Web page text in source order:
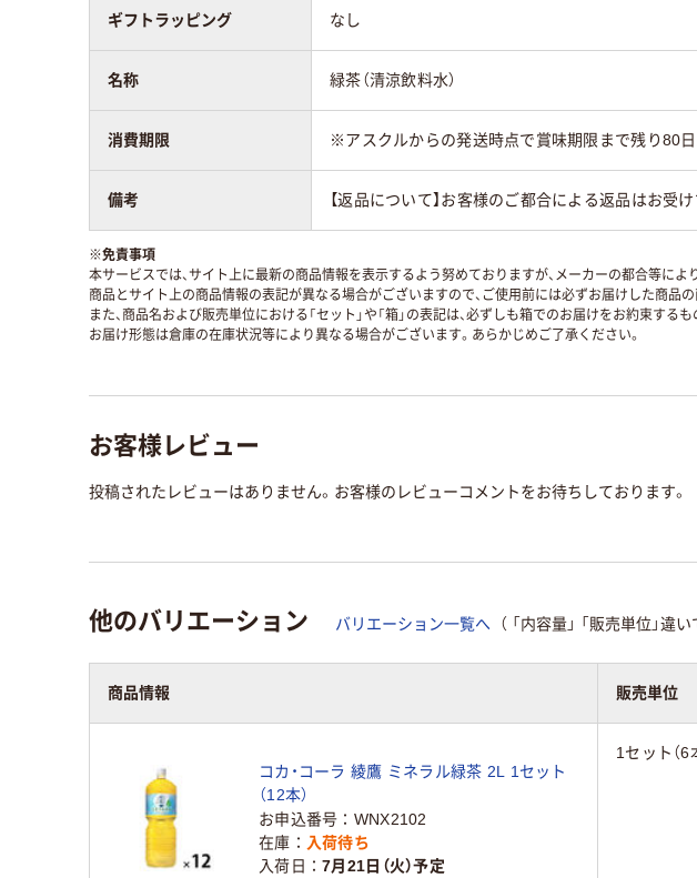
ギフトラッピング なし
名称 緑茶（清涼飲料水）
消費期限 ※アスクルからの発送時点で賞味期限まで残り80日
備考 【返品について】お客様のご都合による返品はお受け
※免責事項
本サービスでは、サイト上に最新の商品情報を表示するよう努めておりますが、メーカーの都合等によ
商品とサイト上の商品情報の表記が異なる場合がございますので、ご使用前には必ずお届けした商品
また、商品名および販売単位における「セット」や「箱」の表記は、必ずしも箱でのお届けをお約束するも
お届け形態は倉庫の在庫状況等により異なる場合がございます。あらかじめご了承ください。
お客様レビュー
投稿されたレビューはありません。お客様のレビューコメントをお待ちしております。
他のバリエーション バリエーション一覧へ （ 「内容量」 「販売単位」違
商品情報 販売単位
コカ・コーラ 綾鷹 ミネラル緑茶 2L 1セット
（12本）
お申込番号
WNX2102
在庫
入荷待ち
入荷日
7月21日（火）予定
1セット（6